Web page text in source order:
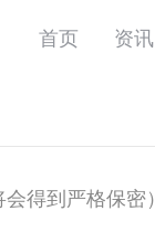
首页 资讯
得到严格保密）